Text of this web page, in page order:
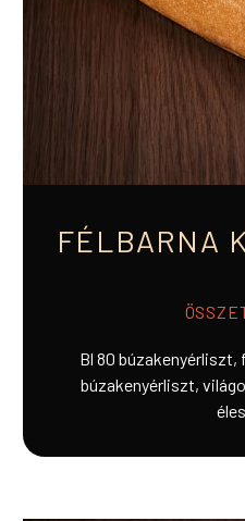
FÉLBARNA
Bl 80 búzakenyérliszt,
búzakenyérliszt,